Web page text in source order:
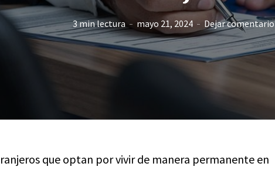
3 min lectura mayo 21, 2024 Dejar comentario
que optan por vivir de manera permanente en